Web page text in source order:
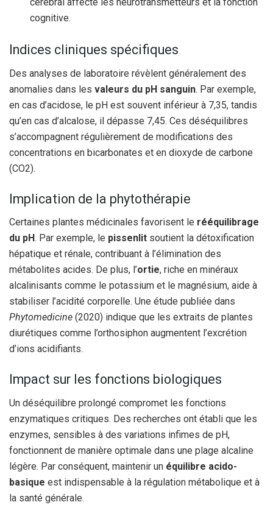
cognitive.
Indices cliniques spécifiques
Des analyses de laboratoire révèlent généralement des
anomalies dans les valeurs du pH sanguin. Par exemple,
en cas d’acidose, le pH est souvent inférieur à 7,35, tandis
qu’en cas d’alcalose, il dépasse 7,45. Ces déséquilibres
s’accompagnent régulièrement de modifications des
concentrations en bicarbonates et en dioxyde de carbone
(CO2).
Implication de la phytothérapie
Certaines plantes médicinales favorisent le rééquilibrage
du pH. Par exemple, le pissenlit soutient la détoxification
hépatique et rénale, contribuant à l’élimination des
métabolites acides. De plus, l’ortie, riche en minéraux
alcalinisants comme le potassium et le magnésium, aide à
stabiliser l’acidité corporelle. Une étude publiée dans
Phytomedicine (2020) indique que les extraits de plantes
diurétiques comme l’orthosiphon augmentent l’excrétion
d’ions acidifiants.
Impact sur les fonctions biologiques
Un déséquilibre prolongé compromet les fonctions
enzymatiques critiques. Des recherches ont établi que les
enzymes, sensibles à des variations infimes de pH,
fonctionnent de manière optimale dans une plage alcaline
légère. Par conséquent, maintenir un équilibre acido-
basique est indispensable à la régulation métabolique et à
la santé générale.